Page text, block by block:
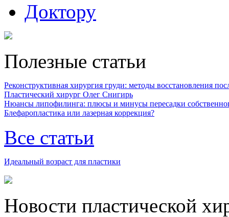
Доктору
Полезные статьи
Реконструктивная хирургия груди: методы восстановления
Пластический хирург Олег Снигирь
Нюансы липофилинга: плюсы и минусы пересадки
Блефаропластика или лазерная коррекция?
Все статьи
Идеальный возраст для пластики
Новости пластической